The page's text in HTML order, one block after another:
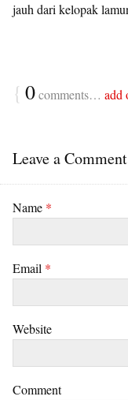
jauh dari kelopak
{ 0comments… add
Leave a Comment
Name *
Email *
Website
Comment